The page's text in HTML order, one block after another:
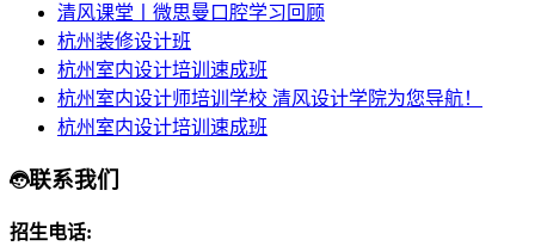
清风课堂丨微思曼口腔学习回顾
杭州装修设计班
杭州室内设计培训速成班
杭州室内设计师培训学校 清风设计学院为您导航！
杭州室内设计培训速成班
联系我们
招生电话: